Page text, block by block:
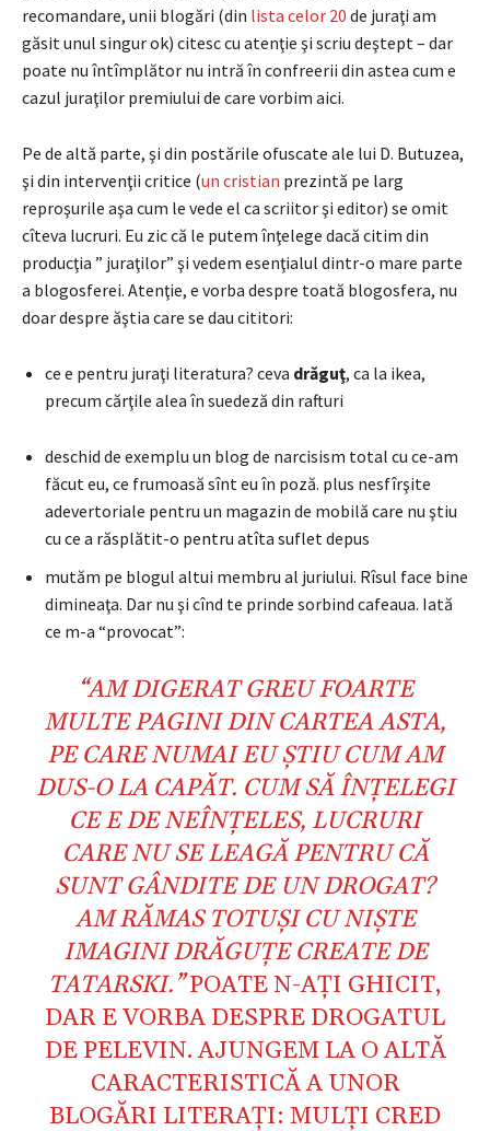
recomandare, unii blogări (din lista celor 20 de juraţi am
găsit unul singur ok) citesc cu atenţie şi scriu deştept – dar
poate nu întîmplător nu intră în confreerii din astea cum e
cazul juraţilor premiului de care vorbim aici.
Pe de altă parte, şi din postările ofuscate ale lui D. Butuzea,
şi din intervenţii critice (un cristian prezintă pe larg
reproşurile aşa cum le vede el ca scriitor şi editor) se omit
cîteva lucruri. Eu zic că le putem înţelege dacă citim din
producţia ” juraţilor” şi vedem esenţialul dintr-o mare parte
a blogosferei. Atenţie, e vorba despre toată blogosfera, nu
doar despre ăştia care se dau cititori:
ce e pentru juraţi literatura? ceva drăguţ, ca la ikea,
precum cărţile alea în suedeză din rafturi
deschid de exemplu un blog de narcisism total cu ce-am
făcut eu, ce frumoasă sînt eu în poză. plus nesfîrşite
adevertoriale pentru un magazin de mobilă care nu ştiu
cu ce a răsplătit-o pentru atîta suflet depus
mutăm pe blogul altui membru al juriului. Rîsul face bine
dimineaţa. Dar nu şi cînd te prinde sorbind cafeaua. Iată
ce m-a “provocat”:
“AM DIGERAT GREU FOARTE
MULTE PAGINI DIN CARTEA ASTA,
PE CARE NUMAI EU ŞTIU CUM AM
DUS-O LA CAPĂT. CUM SĂ ÎNŢELEGI
CE E DE NEÎNŢELES, LUCRURI
CARE NU SE LEAGĂ PENTRU CĂ
SUNT GÂNDITE DE UN DROGAT?
AM RĂMAS TOTUŞI CU NIŞTE
IMAGINI DRĂGUŢE CREATE DE
TATARSKI.”POATE N-AŢI GHICIT,
DAR E VORBA DESPRE DROGATUL
DE PELEVIN. AJUNGEM LA O ALTĂ
CARACTERISTICĂ A UNOR
BLOGĂRI LITERAŢI: MULŢI CRED